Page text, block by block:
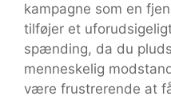
kampagne som en
tilføjer et
spænding, da du
menneskelig
være frustrerende at